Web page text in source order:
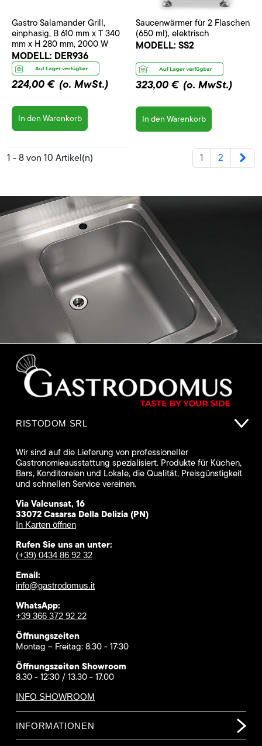
Gastro Salamander Grill,
einphasig, B 610 mm x T 340
mm x H 280 mm, 2000 W
MODELL: DER936
224,00 € (o. MwSt.)
In den Warenkorb
Saucenwärmer für 2 Flaschen
(650 ml), elektrisch
MODELL: SS2
323,00 € (o. MwSt.)
In den Warenkorb
1 - 8 von 10 Artikel(n) 1 2
RISTODOM SRL
Wir sind auf die Lieferung von professioneller
Gastronomieausstattung spezialisiert. Produkte für Küchen,
Bars, Konditoreien und Lokale, die Qualität, Preisgünstigkeit
und schnellen Service vereinen.
Via Valcunsat, 16
33072 Casarsa Della Delizia (PN)
In Karten öffnen
Rufen Sie uns an unter:
(+39) 0434 86 92 32
Email:
info@gastrodomus.it
WhatsApp:
+39 366 372 92 22
Öffnungszeiten
Montag – Freitag: 8.30 - 17:30
Öffnungszeiten Showroom
8.30 - 12:30 / 13.30 - 17.00
INFO SHOWROOM
INFORMATIONEN